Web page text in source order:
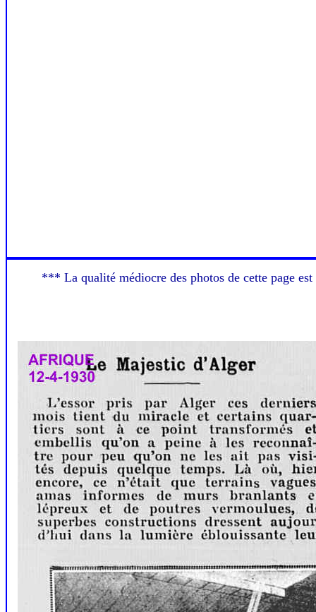
*** La qualité médiocre des photos de cette page